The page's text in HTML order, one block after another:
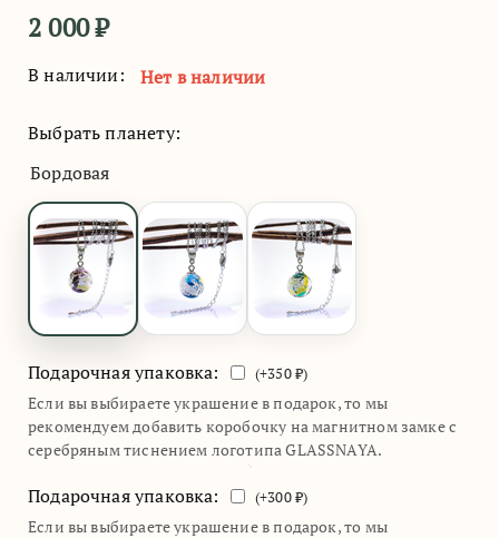
2 000₽
В наличии: Нет в наличии
Выбрать планету:
Бордовая
Подарочная упаковка: (+350₽)
Если вы выбираете украшение в подарок, то мы
рекомендуем добавить коробочку на магнитном замке с
серебряным тиснением логотипа GLASSNAYA.
Подарочная упаковка: (+300₽)
Если вы выбираете украшение в подарок, то мы